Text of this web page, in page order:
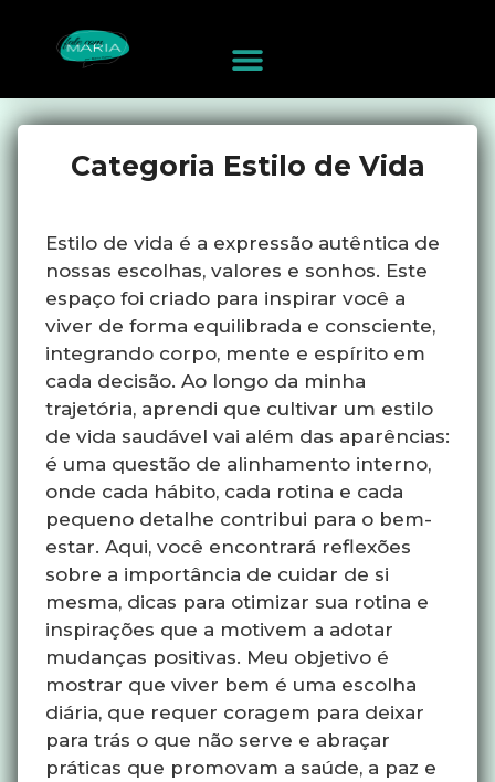
Categoria Estilo de Vida
Estilo de vida é a expressão autêntica de
nossas escolhas, valores e sonhos. Este
espaço foi criado para inspirar você a
viver de forma equilibrada e consciente,
integrando corpo, mente e espírito em
cada decisão. Ao longo da minha
trajetória, aprendi que cultivar um estilo
de vida saudável vai além das aparências:
é uma questão de alinhamento interno,
onde cada hábito, cada rotina e cada
pequeno detalhe contribui para o bem-
estar. Aqui, você encontrará reflexões
sobre a importância de cuidar de si
mesma, dicas para otimizar sua rotina e
inspirações que a motivem a adotar
mudanças positivas. Meu objetivo é
mostrar que viver bem é uma escolha
diária, que requer coragem para deixar
para trás o que não serve e abraçar
práticas que promovam a saúde, a paz e